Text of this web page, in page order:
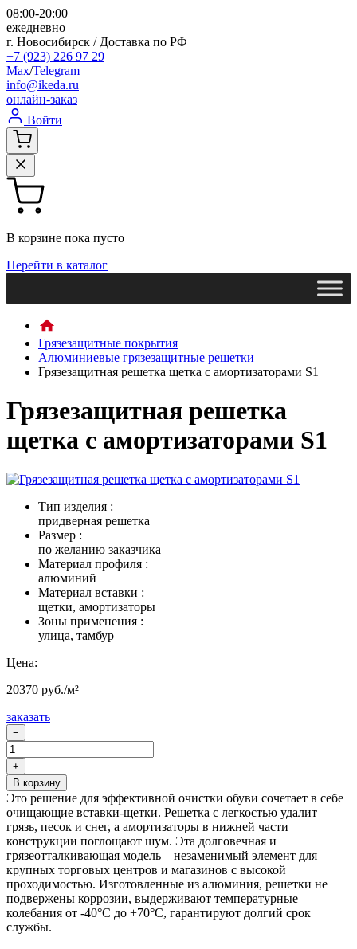
08:00-20:00
ежедневно
г. Новосибирск / Доставка по РФ
+7 (923) 226 97 29
Max/Telegram
info@ikeda.ru
онлайн-заказ
Войти
В корзине пока пусто
Перейти в каталог
Грязезащитные покрытия
Алюминиевые грязезащитные решетки
Грязезащитная решетка щетка с амортизаторами S1
Грязезащитная решетка
щетка с амортизаторами S1
Тип изделия :
придверная решетка
Размер :
по желанию заказчика
Материал профиля :
алюминий
Материал вставки :
щетки, амортизаторы
Зоны применения :
улица, тамбур
Цена:
20370 руб./м²
заказать
−
Количество
товара
Грязезащитная
решетка
щетка
с
амортизаторами
S1
+
В корзину
Это решение для эффективной очистки обуви сочетает в себе
очищающие вставки-щетки. Решетка с легкостью удалит
грязь, песок и снег, а амортизаторы в нижней части
конструкции поглощают шум. Эта долговечная и
грязеотталкивающая модель – незаменимый элемент для
крупных торговых центров и магазинов с высокой
проходимостью. Изготовленные из алюминия, решетки не
подвержены коррозии, выдерживают температурные
колебания от -40°C до +70°C, гарантируют долгий срок
службы.